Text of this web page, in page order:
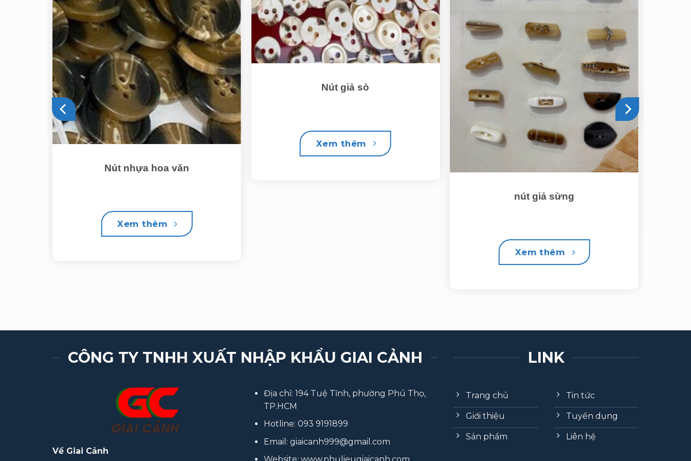
Nút nhựa hoa văn
Xem thêm
Nút giả sò
Xem thêm
nút giả sừng
Xem thêm
CÔNG TY TNHH XUẤT NHẬP KHẨU GIAI CẢNH
Về Giai Cảnh
Địa chỉ: 194 Tuệ Tĩnh, phường Phú Thọ,
TP.HCM
Hotline: 093 9191899
Email: giaicanh999@gmail.com
LINK
Trang chủ
Giới thiệu
Sản phẩm
Tin tức
Tuyển dụng
Liên hệ